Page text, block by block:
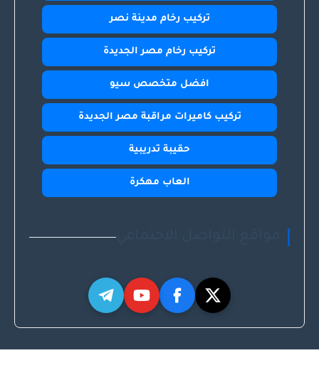
تركيب رخام مدينة نصر
تركيب رخام مصر الجديدة
افضل متخصص سيو
تركيب كاميرات مراقبة مصر الجديدة
حقيبة تدريبية
العاب مهكرة